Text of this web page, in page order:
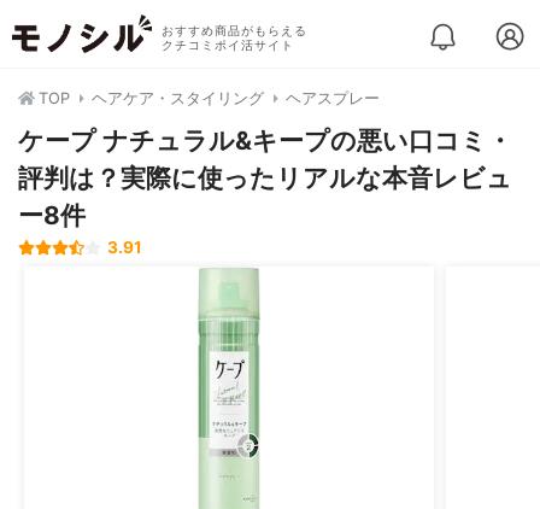
おすすめ商品がもらえる
クチコミポイ活サイト
TOP ヘアケア・スタイリング ヘアスプレー
ケープ ナチュラル&キープの悪い口コミ・
評判は？実際に使ったリアルな本音レビュ
ー8件
3.91